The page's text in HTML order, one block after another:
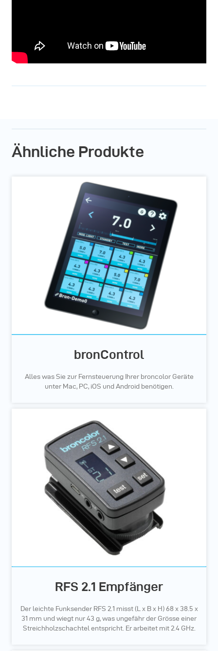
Ähnliche Produkte
bronControl
Alles was Sie zur Fernsteuerung Ihrer broncolor Geräte
unter Mac, PC, iOS und Android benötigen.
RFS 2.1 Empfänger
Der leichte Funksender RFS 2.1 misst (L x B x H) 68 x 38.5 x
31 mm und wiegt nur 43 g, was ungefähr der Grösse einer
Streichholzschachtel entspricht. Er arbeitet mit 2.4 GHz.